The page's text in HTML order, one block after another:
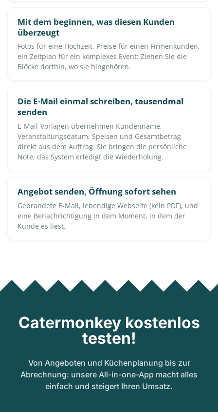
Mit dem beginnen, was diesen Kunden
überzeugt
Fotos für eine Hochzeit, Preise für einen Firmenkunden,
ein Zeitplan für ein komplexes Event: Ziehen Sie die
Blöcke dorthin, wo sie hingehören.
Die E-Mail einmal schreiben, tausendmal
senden
E-Mail-Vorlagen übernehmen Kundenname,
Veranstaltungsdatum, Speisen und Gesamtbetrag
direkt aus dem Auftrag. Sie bringen die persönliche
Note, das System erledigt die Wiederholung.
Angebot senden, Öffnung sofort sehen
Gebrandete E-Mail, lebendige Webseite (kein PDF), und
eine Benachrichtigung in dem Moment, in dem der
Kunde es liest.
Catermonkey kostenlos
testen!
Von Angeboten und Küchenplanung bis zur
Abrechnung: unsere All-in-one-App macht alles
einfach und steigert Ihren Umsatz.